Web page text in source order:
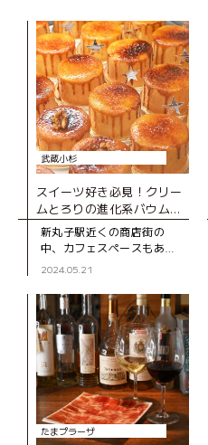
武蔵小杉
スイーツ好き必見！クリー
ムとろりの進化系バウムク
ーヘン専門店
新丸子駅近くの商店街の
中、カフェスペースもある
バウムクーヘン専門店。 通
越しにバウムクーヘンを焼
く様子が見え、焼きたてホ
カホカの甘い香
2024.05.21
たまプラーザ